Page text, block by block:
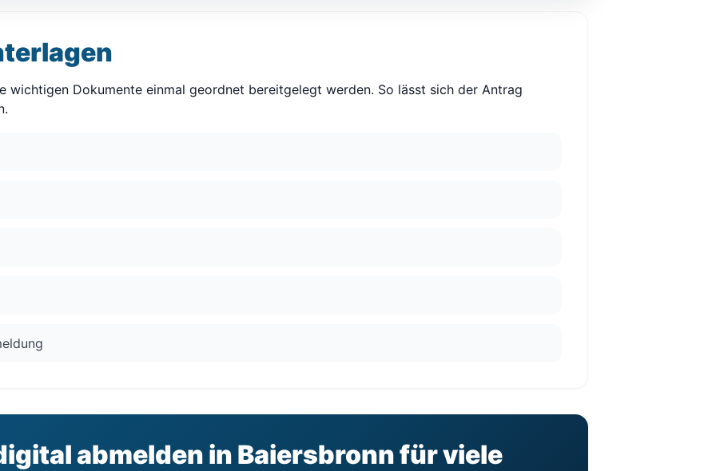
wichtigen Dokumente einmal geordnet bereitgelegt werden. So lässt sich der Antrag
abmelden in Baiersbronn für viele